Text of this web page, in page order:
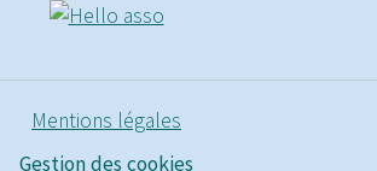
Mentions légales
Gestion des cookies